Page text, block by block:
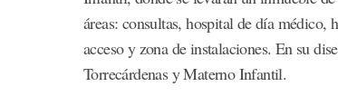
áreas: consultas, hospital de día
acceso y zona de instalaciones. En su
Torrecárdenas y Materno Infantil.